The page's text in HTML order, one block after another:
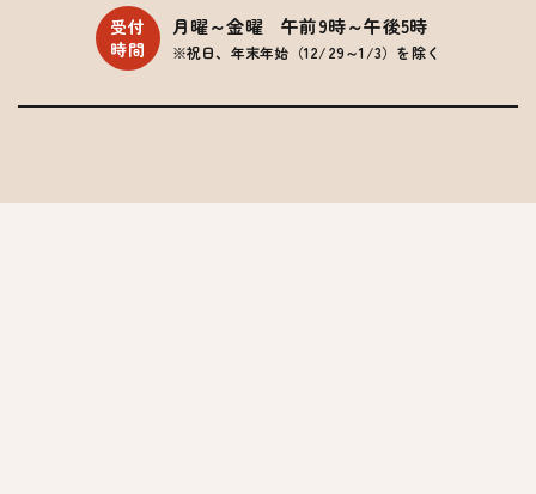
受付
時間
月曜～金曜 午前9時～午後5時
※祝日、年末年始（12/29～1/3）を除く